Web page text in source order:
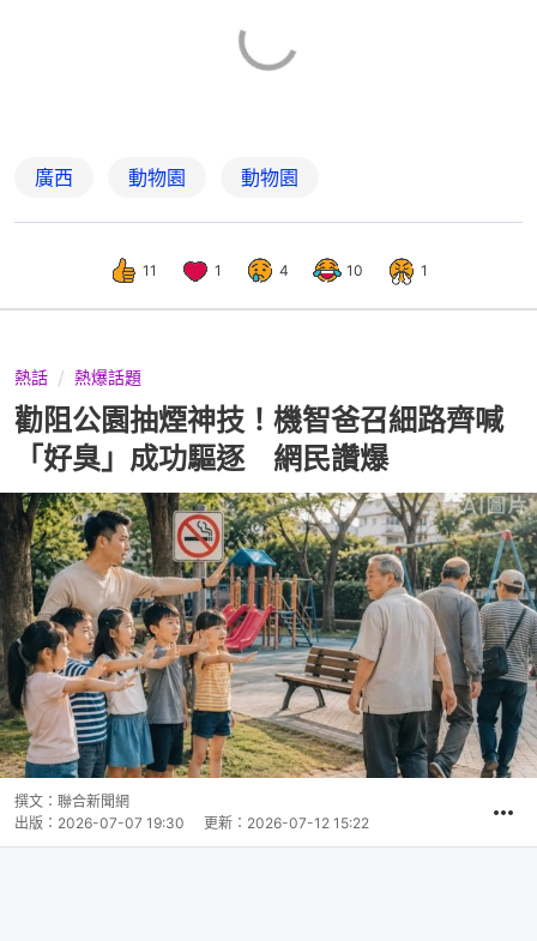
廣西 動物園 動物園
11 1 4 10 1
熱話 熱爆話題
勸阻公園抽煙神技！機智爸召細路齊喊
「好臭」成功驅逐 網民讚爆
撰文： 聯合新聞網
出版： 2026-07-07 19:30 更新： 2026-07-12 15:22